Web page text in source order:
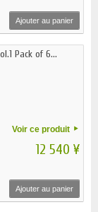
Ajouter au panier
Pack of 6...
Voir ce produit
12 540 ¥
Ajouter au panier